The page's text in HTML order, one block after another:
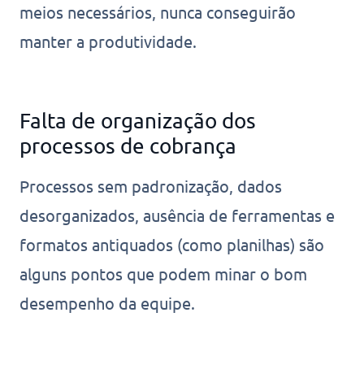
meios necessários, nunca conseguirão
manter a produtividade.
Falta de organização dos
processos de cobrança
Processos sem padronização, dados
desorganizados, ausência de ferramentas e
formatos antiquados (como planilhas) são
alguns pontos que podem minar o bom
desempenho da equipe.